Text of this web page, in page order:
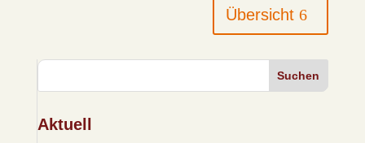
Übersicht
Suchen
Aktuell